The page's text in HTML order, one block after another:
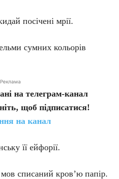
посічені мрії.
сумних кольорів
Реклама
на телеграм-канал
щоб підписатися!
на канал
її ейфорії.
списаний кров’ю папір.